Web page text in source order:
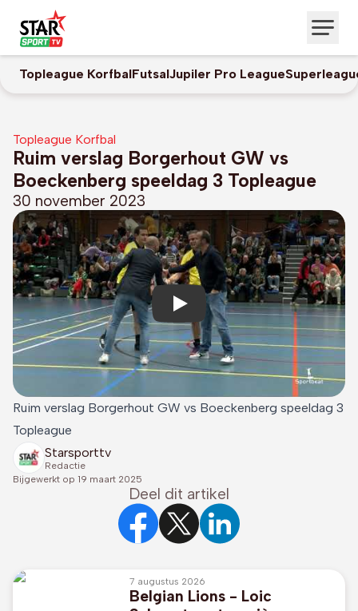
Topleague KorfbalFutsalJupiler Pro League
Topleague Korfbal
Ruim verslag Borgerhout GW vs
Boeckenberg speeldag 3 Topleague
30 november 2023
Play
Ruim verslag Borgerhout GW vs Boeckenberg speeldag 3
Topleague
Starsporttv
Redactie
Bijgewerkt op 19 maart 2025
Deel dit artikel
7 augustus 2026
Belgian Lions - Loic